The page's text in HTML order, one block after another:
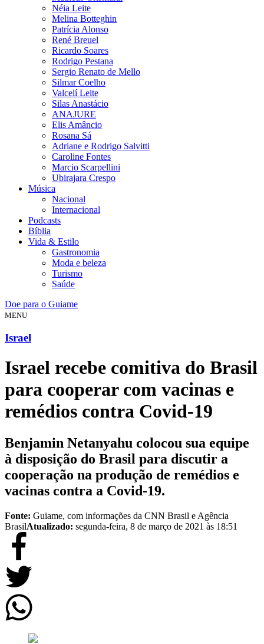
Néia Leite
Melina Botteghin
Patrícia Alonso
René Breuel
Ricardo Soares
Rodrigo Pestana
Sergio Renato de Mello
Silmar Coelho
Valcelí Leite
Silas Anastácio
ANAJURE
Elis Amâncio
Rosana Sá
Adriane e Rodrigo Salvitti
Caroline Fontes
Marcio Scarpellini
Ubirajara Crespo
Música
Nacional
Internacional
Podcasts
Bíblia
Vida & Estilo
Gastronomia
Moda e beleza
Turismo
Saúde
Doe para o Guiame
MENU
Israel
Israel recebe comitiva do Brasil
para cooperar com vacinas e
remédios contra Covid-19
Benjamin Netanyahu colocou sua equipe
à disposição do Brasil para discutir a
cooperação na produção de remédios e
vacinas contra a Covid-19.
Fonte: Guiame, com informações da CNN Brasil e Agência
BrasilAtualizado: segunda-feira, 8 de março de 2021 às 18:51